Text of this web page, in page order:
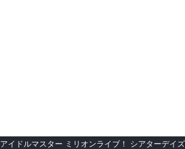
アイドルマスター ミリオンライブ！ シアターデイズ